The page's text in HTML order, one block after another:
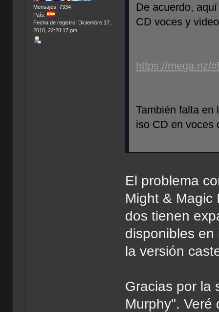
Mensajes: 7334
País:
Fecha de registro: Diciembre 17,
2010, 22:28:17 pm
De acuerdo,
CD voces y
https://mega.nz/
También falta en
iso CD en voces
El problema
Might & Magic
dos tienen
disponibles
la versión
Gracias por la
Murphy". Veré